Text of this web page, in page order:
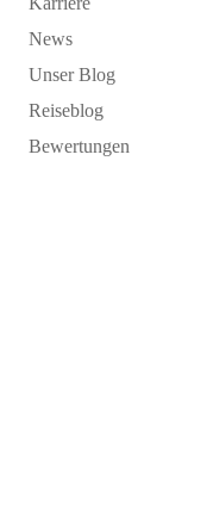
News
Unser Blog
Reiseblog
Bewertungen